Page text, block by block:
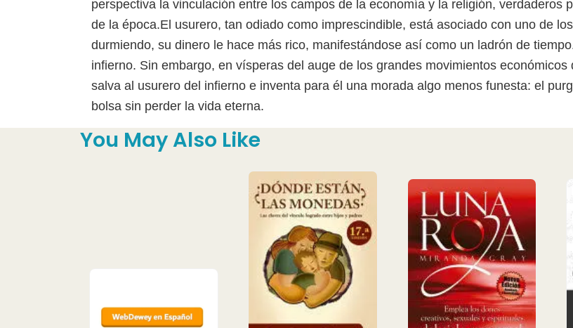
perspectiva la vinculación entre los campos de la economía y la religión, verdaderos
de la época.El usurero, tan odiado como imprescindible, está asociado con uno de
durmiendo, su dinero le hace más rico, manifestándose así como un ladrón de
infierno. Sin embargo, en vísperas del auge de los grandes movimientos
salva al usurero del infierno e inventa para él una morada algo menos funesta: el
bolsa sin perder la vida eterna.
You May Also Like